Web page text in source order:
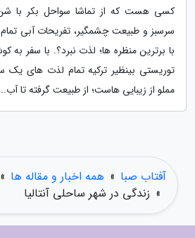
کسی هست که از تماشا سواحل بکر با
سرسبز و طبیعت چشمگیر، تفریحات آبی
با برترین منظره ها؛ لذت نبرد؟. با سفر
توریستی بینظیر ترکیه تمام لذت های
مملو از زیبایی هاست؛ از طبیعت گرفته تا
آفتاب صبا » همه اخبار و مقاله ها »
» زندگی در شهر ساحلی آنتالیا